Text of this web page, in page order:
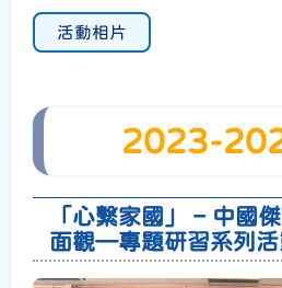
活動相片
2023-
「心繫家國」 – 中國
面觀—專題研習系列活